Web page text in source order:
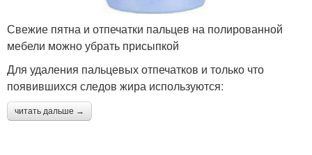
Свежие пятна и отпечатки пальцев на полированной
мебели можно убрать присыпкой
Для удаления пальцевых отпечатков и только что
появившихся следов жира используются:
читать дальше →